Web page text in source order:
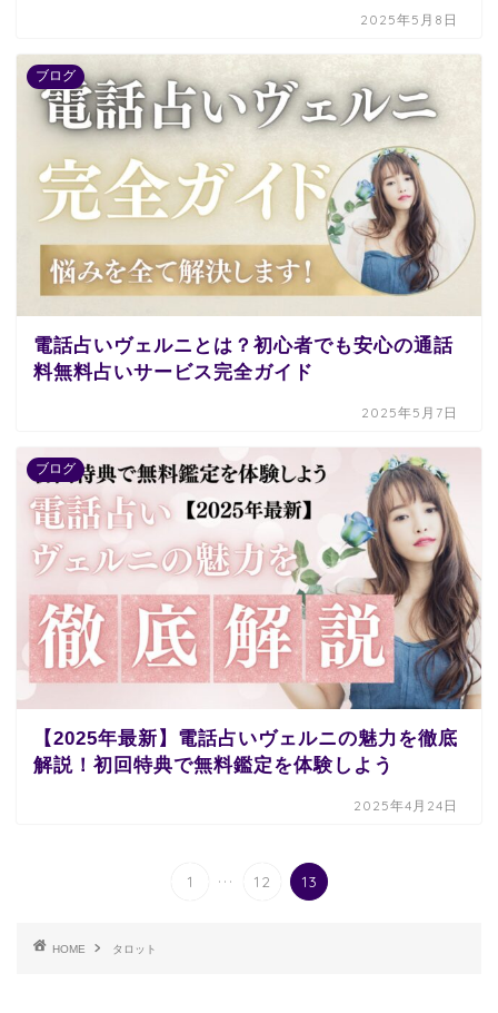
2025年5月8日
ブログ
電話占いヴェルニとは？初心者でも安心の通話
料無料占いサービス完全ガイド
2025年5月7日
ブログ
【2025年最新】電話占いヴェルニの魅力を徹底
解説！初回特典で無料鑑定を体験しよう
2025年4月24日
1 ... 12 13
HOME タロット